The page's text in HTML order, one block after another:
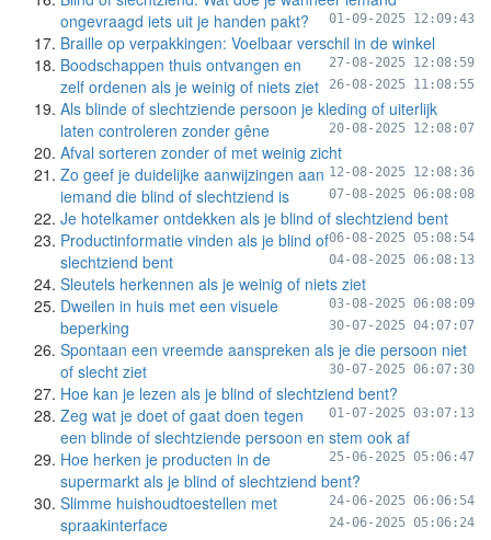
ongevraagd iets uit je handen pakt?
01-09-2025 12:09:43
Braille op verpakkingen: Voelbaar verschil in de winkel
27-08-2025 12:08:59
Boodschappen thuis ontvangen en
zelf ordenen als je weinig of niets ziet
26-08-2025 11:08:55
Als blinde of slechtziende persoon je kleding of uiterlijk
laten controleren zonder gêne
20-08-2025 12:08:07
Afval sorteren zonder of met weinig zicht
12-08-2025 12:08:36
Zo geef je duidelijke aanwijzingen aan
iemand die blind of slechtziend is
07-08-2025 06:08:08
Je hotelkamer ontdekken als je blind of slechtziend bent
06-08-2025 05:08:54
Productinformatie vinden als je blind of
slechtziend bent
04-08-2025 06:08:13
Sleutels herkennen als je weinig of niets ziet
03-08-2025 06:08:09
Dweilen in huis met een visuele
beperking
30-07-2025 04:07:07
Spontaan een vreemde aanspreken als je die persoon niet
of slecht ziet
30-07-2025 06:07:30
Hoe kan je lezen als je blind of slechtziend bent?
01-07-2025 03:07:13
Zeg wat je doet of gaat doen tegen
een blinde of slechtziende persoon en stem ook af
25-06-2025 05:06:47
Hoe herken je producten in de
supermarkt als je blind of slechtziend bent?
24-06-2025 06:06:54
Slimme huishoudtoestellen met
spraakinterface
24-06-2025 05:06:24